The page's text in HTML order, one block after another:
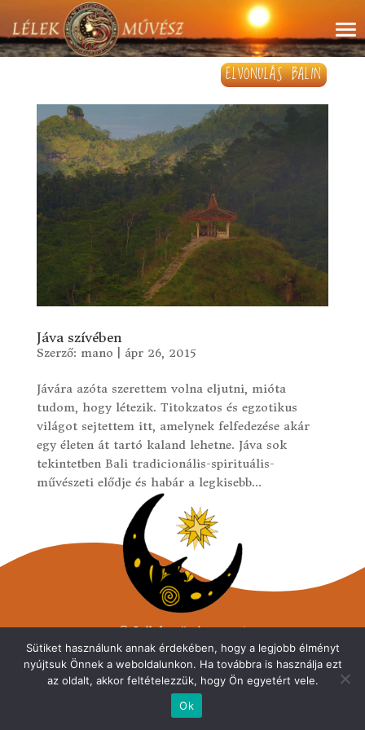
ELVONULÁS BALIN
Jáva szívében
Szerző: mano ápr 26, 2015
Jávára azóta szerettem volna eljutni, mióta
tudom, hogy létezik. Titokzatos és egzotikus
világot sejtettem itt, amelynek felfedezése akár
egy életen át tartó kaland lehetne. Jáva sok
tekintetben Bali tradicionális-spirituális-
művészeti elődje és habár a legkisebb...
© Lélekművész 2026
Minden jog fenntarva.
Adatvédelmi tájékoztató
Sütiket használunk annak érdekében, hogy a legjobb élményt
nyújtsuk Önnek a weboldalunkon. Ha továbbra is használja ezt
az oldalt, akkor feltételezzük, hogy Ön egyetért vele.
Ok